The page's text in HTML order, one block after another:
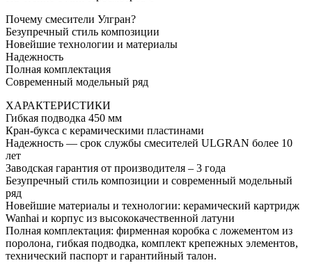
Почему смесители Улгран?
Безупречный стиль композиции
Новейшие технологии и материалы
Надежность
Полная комплектация
Современный модельный ряд
ХАРАКТЕРИСТИКИ
Гибкая подводка 450 мм
Кран-букса с керамическими пластинами
Надежность — срок службы смесителей ULGRAN более 10
лет
Заводская гарантия от производителя – 3 года
Безупречный стиль композиции и современный модельный
ряд
Новейшие материалы и технологии: керамический картридж
Wanhai и корпус из высококачественной латуни
Полная комплектация: фирменная коробка с ложементом из
поролона, гибкая подводка, комплект крепежных элементов,
технический паспорт и гарантийный талон.